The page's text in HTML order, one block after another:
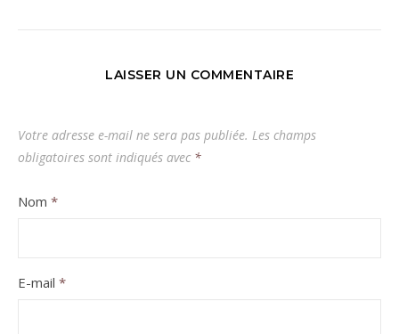
LAISSER UN COMMENTAIRE
Votre adresse e-mail ne sera pas publiée. Les champs
obligatoires sont indiqués avec *
Nom *
E-mail *